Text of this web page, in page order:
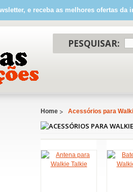
e receba as melhores ofertas da
PESQUISAR:
Home Acessórios para